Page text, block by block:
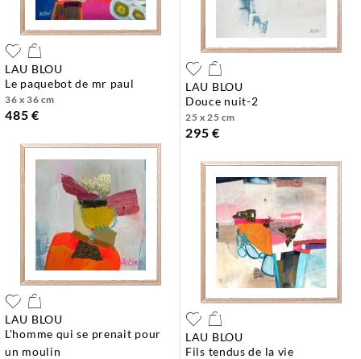
LAU BLOU
le paquebot de mr paul
36 x 36 cm
485 €
LAU BLOU
douce nuit-2
25 x 25 cm
295 €
LAU BLOU
l'homme qui se prenait pour
un moulin
LAU BLOU
fils tendus de la vie